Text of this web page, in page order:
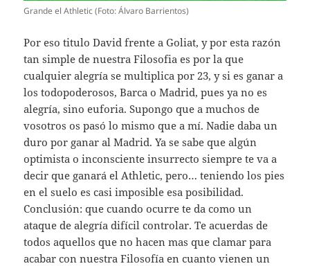
Grande el Athletic (Foto: Álvaro Barrientos)
Por eso titulo David frente a Goliat, y por esta razón
tan simple de nuestra Filosofia es por la que
cualquier alegría se multiplica por 23, y si es ganar a
los todopoderosos, Barca o Madrid, pues ya no es
alegría, sino euforia. Supongo que a muchos de
vosotros os pasó lo mismo que a mí. Nadie daba un
duro por ganar al Madrid. Ya se sabe que algún
optimista o inconsciente insurrecto siempre te va a
decir que ganará el Athletic, pero… teniendo los pies
en el suelo es casi imposible esa posibilidad.
Conclusión: que cuando ocurre te da como un
ataque de alegría difícil controlar. Te acuerdas de
todos aquellos que no hacen mas que clamar para
acabar con nuestra Filosofía en cuanto vienen un